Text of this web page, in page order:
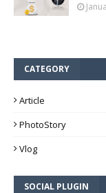
CATEGORY
Article
PhotoStory
Vlog
SOCIAL PLUGIN